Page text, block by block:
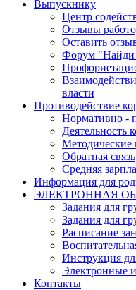
Выпускнику
Центр
Отзывы
Оставить
Форум "Найди
власти
Противодействие
Нормативно -
Деятельность
Методические
Обратная связь
Средняя
Информация для
ЭЛЕКТРОННАЯ
Задания для
Задания для
Расписание
Инструкция
Электронные
Контакты